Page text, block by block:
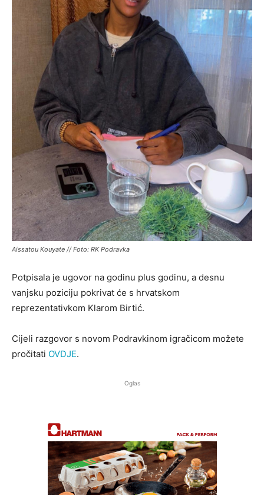
Aissatou Kouyate // Foto: RK Podravka
Potpisala je ugovor na godinu plus godinu, a desnu
vanjsku poziciju pokrivat će s hrvatskom
reprezentativkom Klarom Birtić.
Cijeli razgovor s novom Podravkinom igračicom možete
pročitati OVDJE.
Oglas